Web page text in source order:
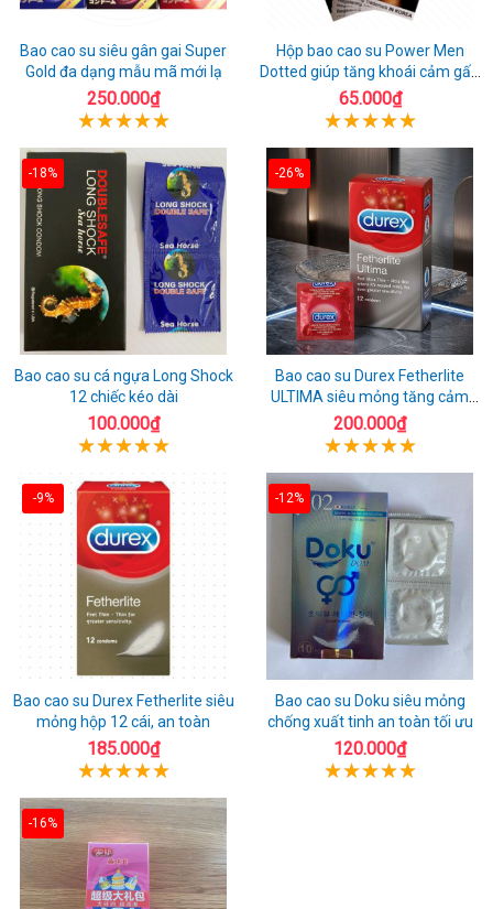
Bao cao su siêu gân gai Super
Gold đa dạng mẫu mã mới lạ
250.000₫
Hộp bao cao su Power Men
Dotted giúp tăng khoái cảm gấp
đôi
65.000₫
-18%
Bao cao su cá ngựa Long Shock
12 chiếc kéo dài
100.000₫
-26%
Bao cao su Durex Fetherlite
ULTIMA siêu mỏng tăng cảm
giác
200.000₫
-9%
Bao cao su Durex Fetherlite siêu
mỏng hộp 12 cái, an toàn
185.000₫
-12%
Bao cao su Doku siêu mỏng
chống xuất tinh an toàn tối ưu
120.000₫
-16%